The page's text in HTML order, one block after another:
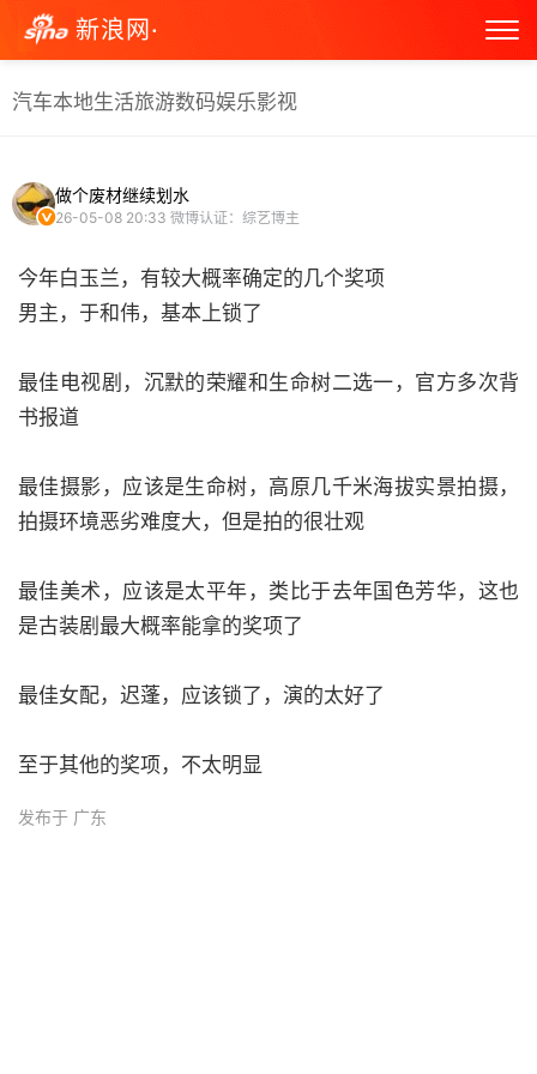
新浪网·
汽车本地生活旅游数码娱乐影视
做个废材继续划水
26-05-08 20:33 微博认证：综艺博主
今年白玉兰，有较大概率确定的几个奖项
男主，于和伟，基本上锁了
最佳电视剧，沉默的荣耀和生命树二选一，官方多次背
书报道
最佳摄影，应该是生命树，高原几千米海拔实景拍摄，
拍摄环境恶劣难度大，但是拍的很壮观
最佳美术，应该是太平年，类比于去年国色芳华，这也
是古装剧最大概率能拿的奖项了
最佳女配，迟蓬，应该锁了，演的太好了
至于其他的奖项，不太明显
发布于 广东